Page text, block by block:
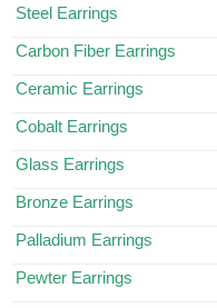
Steel Earrings
Carbon Fiber Earrings
Ceramic Earrings
Cobalt Earrings
Glass Earrings
Bronze Earrings
Palladium Earrings
Pewter Earrings